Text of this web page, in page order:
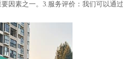
因素之一。3.服务评价：我们可以通